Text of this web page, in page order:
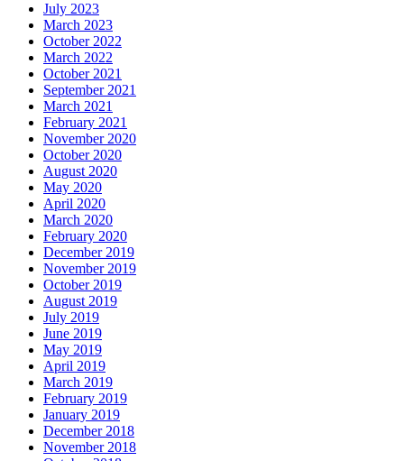
July 2023
March 2023
October 2022
March 2022
October 2021
September 2021
March 2021
February 2021
November 2020
October 2020
August 2020
May 2020
April 2020
March 2020
February 2020
December 2019
November 2019
October 2019
August 2019
July 2019
June 2019
May 2019
April 2019
March 2019
February 2019
January 2019
December 2018
November 2018